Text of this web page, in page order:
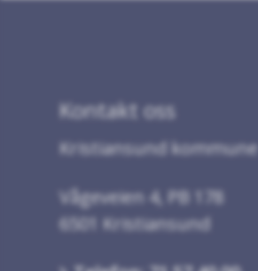
Kontakt oss
Kristiansund kommune
Vågeveien 4, PB 178
6501 Kristiansund